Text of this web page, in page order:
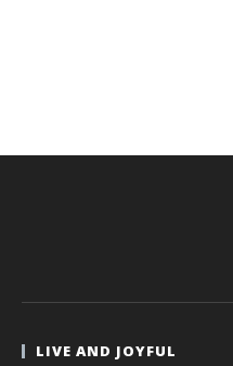
LIVE AND JOYFUL